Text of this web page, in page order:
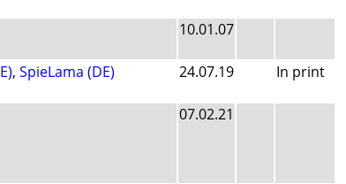
10.01.07
, SpieLama (DE) 24.07.19 In print
07.02.21